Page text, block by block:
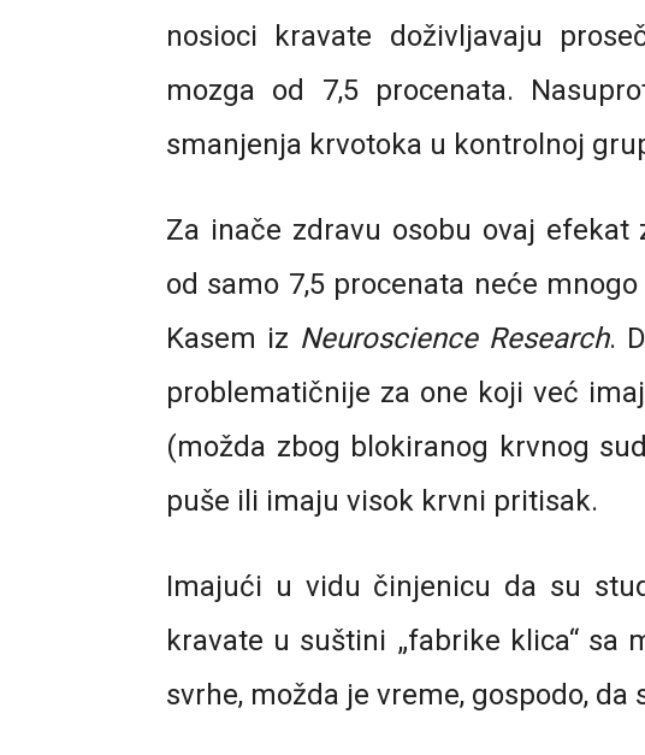
nosioci kravate doživljavaju
mozga od 7,5 procenata.
smanjenja krvotoka u kontrolnoj
Za inače zdravu osobu ovaj efekat
od samo 7,5 procenata neće
Kasem iz Neuroscience Research.
problematičnije za one koji već
(možda zbog blokiranog krvnog
puše ili imaju visok krvni pritisak.
Imajući u vidu činjenicu da su
kravate u suštini „fabrike klica“ sa
svrhe, možda je vreme, gospodo,